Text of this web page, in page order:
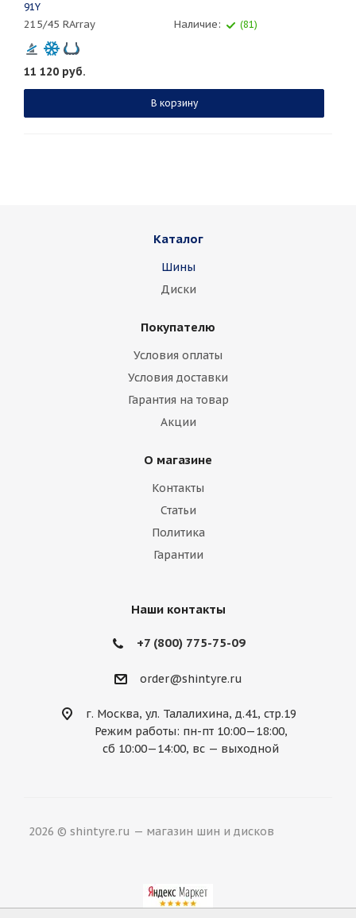
91Y
215/45 RArray Наличие: (81)
11 120 руб.
В корзину
Каталог
Шины
Диски
Покупателю
Условия оплаты
Условия доставки
Гарантия на товар
Акции
О магазине
Контакты
Статьи
Политика
Гарантии
Наши контакты
+7 (800) 775-75-09
order@shintyre.ru
г. Москва, ул. Талалихина, д.41, стр.19
Режим работы: пн-пт 10:00—18:00,
сб 10:00—14:00, вс — выходной
2026 © shintyre.ru — магазин шин и дисков